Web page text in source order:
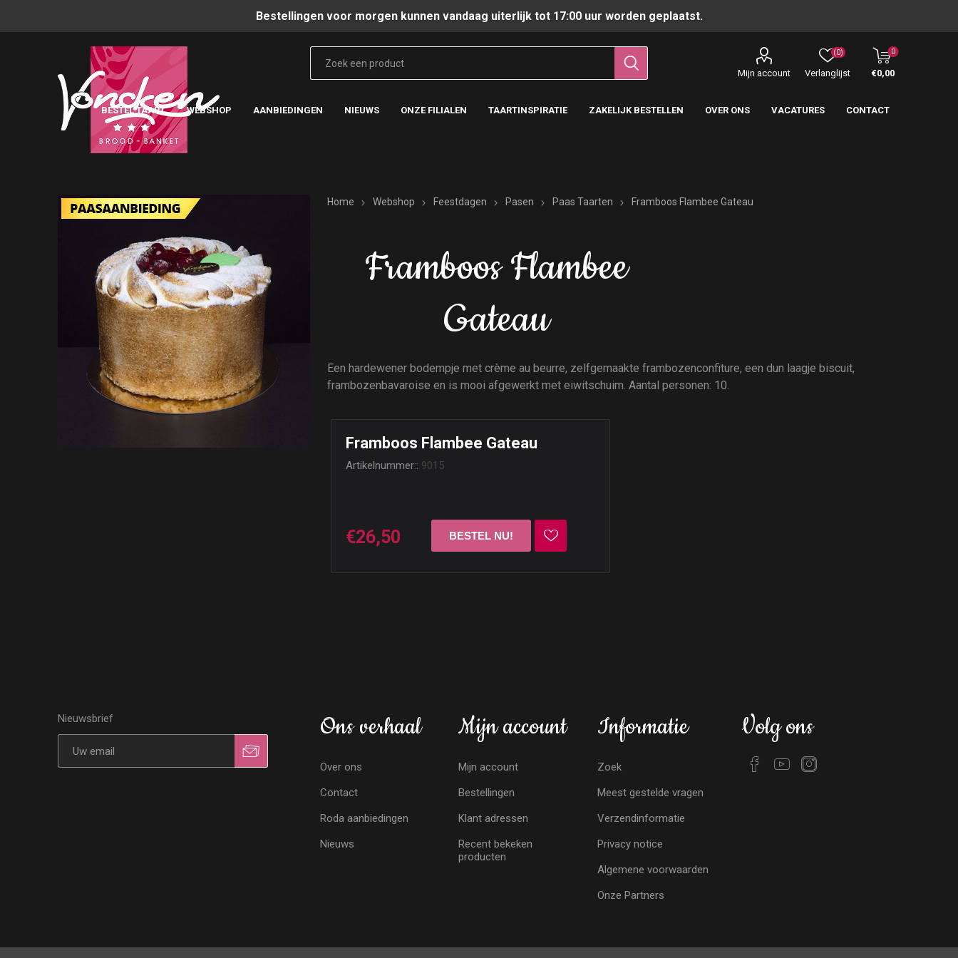
Bestellingen voor morgen kunnen vandaag uiterlijk tot 17:00 uur worden geplaatst.
Mijn account Verlanglijst
(0) 0
€0,00
BESTEL TAART WEBSHOP AANBIEDINGEN NIEUWS ONZE FILIALEN TAARTINSPIRATIE ZAKELIJK BESTELLEN OVER ONS VACATURES CONTACT
Home Webshop Feestdagen Pasen Paas Taarten Framboos Flambee Gateau
Framboos Flambee
Gateau
Een hardewener bodempje met crème au beurre, zelfgemaakte frambozenconfiture, een dun laagje biscuit,
frambozenbavaroise en is mooi afgewerkt met eiwitschuim. Aantal personen: 10.
Framboos Flambee Gateau
Artikelnummer:: 9015
€26,50
Nieuwsbrief Ons verhaal
Over ons
Contact
Roda aanbiedingen
Nieuws
Mijn account
Mijn account
Bestellingen
Klant adressen
Recent bekeken
producten
Informatie
Zoek
Meest gestelde vragen
Verzendinformatie
Privacy notice
Algemene voorwaarden
Onze Partners
Volg ons